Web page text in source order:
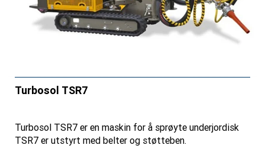
Turbosol TSR7
Turbosol TSR7 er en maskin for å sprøyte underjordisk
TSR7 er utstyrt med belter og støtteben.